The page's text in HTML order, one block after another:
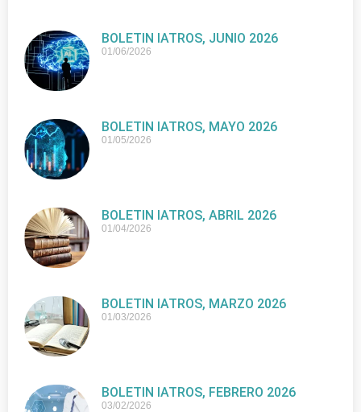
BOLETIN IATROS, JUNIO 2026
01/06/2026
BOLETIN IATROS, MAYO 2026
01/05/2026
BOLETIN IATROS, ABRIL 2026
01/04/2026
BOLETIN IATROS, MARZO 2026
01/03/2026
BOLETIN IATROS, FEBRERO 2026
03/02/2026